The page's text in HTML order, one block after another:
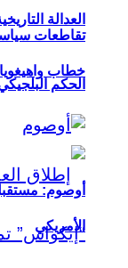
العدالة
الحكم
تقاطعات
خطاب واهيغويا
أوصوم:
الأمريكي